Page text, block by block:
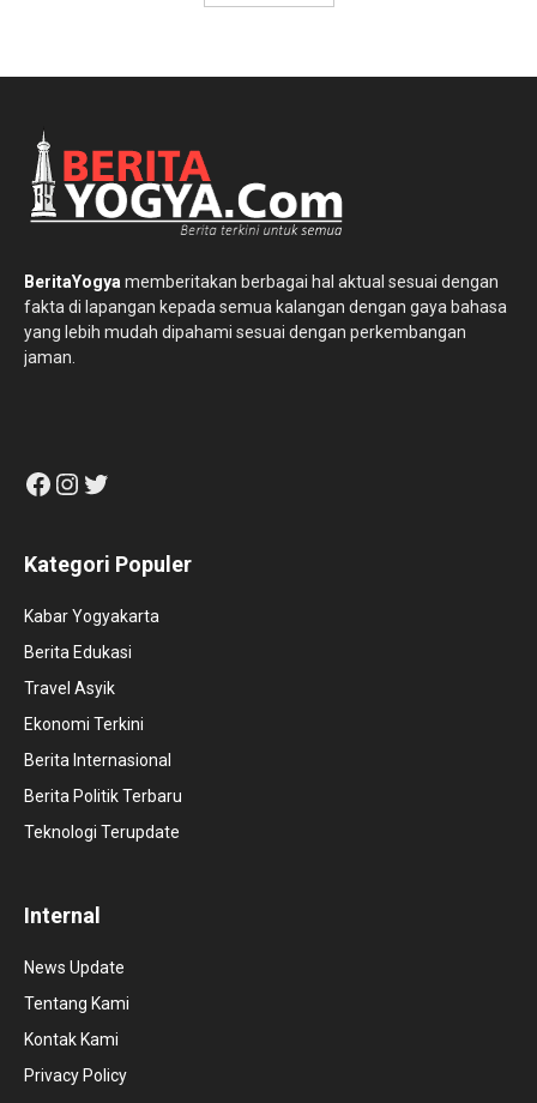
BeritaYogyamemberitakan berbagai hal aktual sesuai dengan
fakta di lapangan kepada semua kalangan dengan gaya bahasa
yang lebih mudah dipahami sesuai dengan perkembangan
jaman.
Facebook
Instagram
Twitter
Kategori Populer
Kabar Yogyakarta
Berita Edukasi
Travel Asyik
Ekonomi Terkini
Berita Internasional
Berita Politik Terbaru
Teknologi Terupdate
Internal
News Update
Tentang Kami
Kontak Kami
Privacy Policy